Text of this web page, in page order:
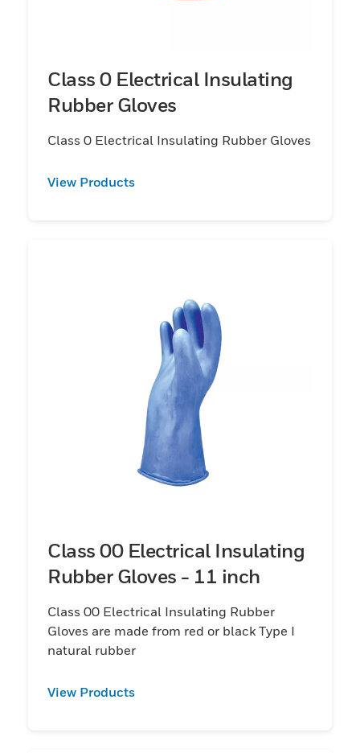
Class 0 Electrical Insulating
Rubber Gloves
Class 0 Electrical Insulating Rubber Gloves
View Products
Class 00 Electrical Insulating
Rubber Gloves - 11 inch
Class 00 Electrical Insulating Rubber
Gloves are made from red or black Type I
natural rubber
View Products